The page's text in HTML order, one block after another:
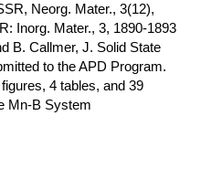
Neorg. Mater., 3(12),
Inorg. Mater., 3, 1890-1893
B. Callmer, J. Solid State
to the APD Program.
4 tables, and 39
Mn-B System